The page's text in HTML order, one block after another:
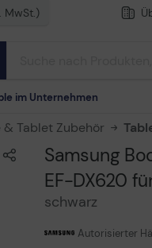
MwSt.)
im Unternehmen
Tablet Zubehör
Samsung
EF-DX620
schwarz
Autorisierter